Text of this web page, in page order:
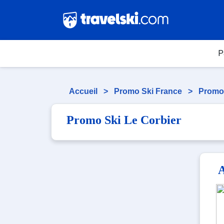
Accueil > Promo Ski France >
Promo Ski Le Corbier